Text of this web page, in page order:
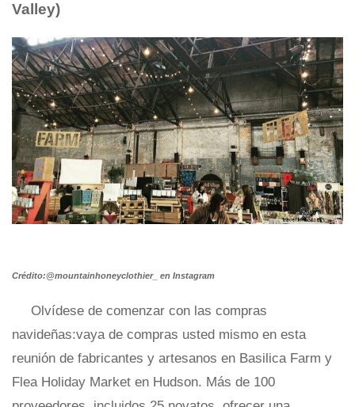
Valley)
Crédito:@mountainhoneyclothier_ en Instagram
Olvídese de comenzar con las compras
navideñas:vaya de compras usted mismo en esta
reunión de fabricantes y artesanos en Basilica Farm y
Flea Holiday Market en Hudson. Más de 100